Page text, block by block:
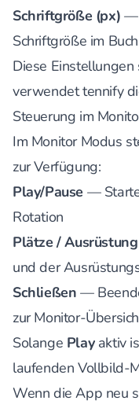
Schriftgröße (px) —
Schriftgröße im
Diese
verwendet tennify
Steuerung im
Im Monitor Modus
zur Verfügung:
Play/Pause —
Rotation
Plätze / Ausrüstung
und der
Schließen —
zur Monitor-
Solange Playaktiv
laufenden Vollbild-
Wenn die App neu